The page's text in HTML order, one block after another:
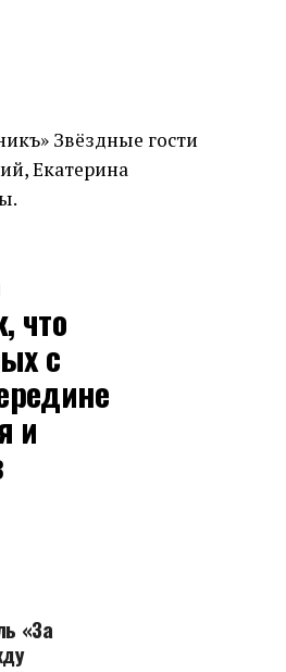
Звёздные гости
Екатерина
что
с
и
«За